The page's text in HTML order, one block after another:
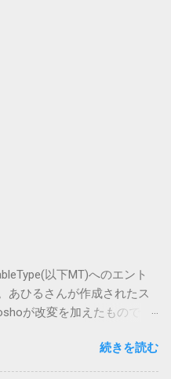
以下MT)へのエント
あひるさんが作成されたス
が改変を加えたもので
降の動作確認はMT3.11で行
で確認していました。0.5.3以
続きを読む